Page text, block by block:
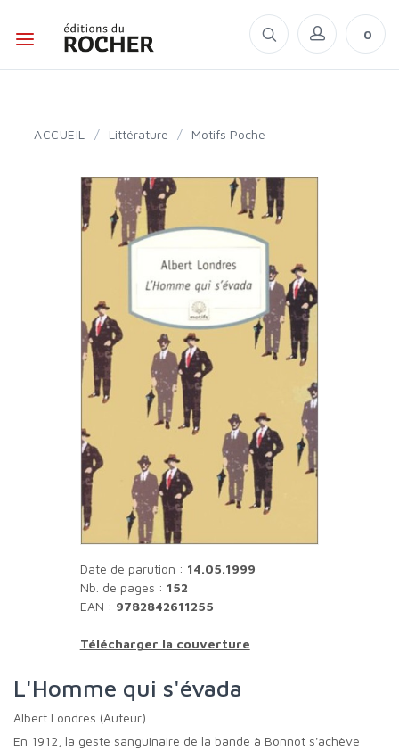
0
ACCUEIL / Littérature / Motifs Poche
Date de parution : 14.05.1999
Nb. de pages : 152
EAN : 9782842611255
Télécharger la couverture
L'Homme qui s'évada
Albert Londres (Auteur)
En 1912, la geste sanguinaire de la bande à Bonnot s'achève